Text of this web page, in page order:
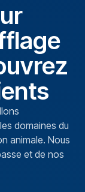
domaines du
animale. Nous
et de nos